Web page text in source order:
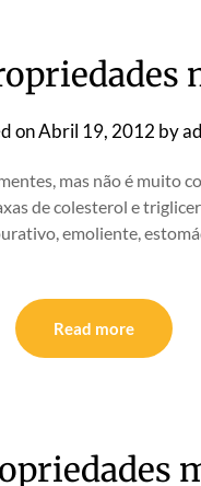
onAbril 19, 2012 by
mas não é muito
de colesterol e
emoliente,
Read more